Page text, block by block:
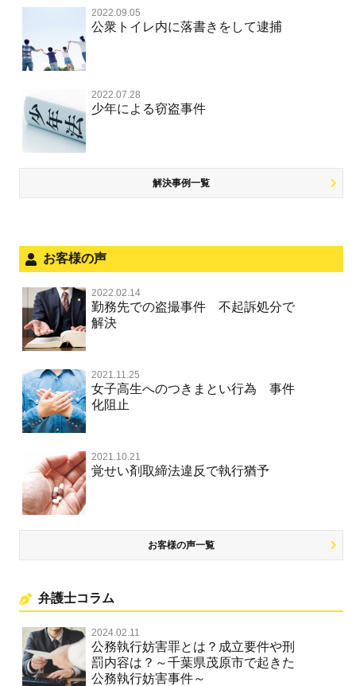
公務執行妨害
自転車事故
銃刀法違反
風営法・風適法違反
児童虐待・保護責任者遺棄
不正競争防止法
住居侵入等
名誉棄損・侮辱
事件のことを秘密にしたい
被害届・告訴・告発されたら
公務執行妨害罪
逮捕・監禁
暴行・傷害
略取・誘拐・人身売買
不同意わいせつ（旧 強制わいせつ，準強制わいせつ）
公然わいせつ罪，わいせつ物頒布等罪，淫行勧誘罪
児童ポルノ リベンジポルノ
盗撮，のぞき行為
窃盗罪
知的財産と刑事事件
恐喝
盗品売買・譲り受け等
覚せい剤
危険ドラッグ
大麻
麻薬及び向精神薬
交通違反・交通事故 TOP
交通事故 交通違反と刑事事件
自転車事故
人身事故・死亡事故
無免許運転
その他 TOP
児童虐待・保護責任者遺棄
住居侵入等
銃刀法違反
ストーカー事件
不正競争防止法
風営法・風適法違反
文書偽造・偽造文書行使
著作権法違反・商標法違反
放火・失火
名誉棄損罪・侮辱
司法取引・刑事免責
取調べの注意点
少年事件の手続と特色
少年事件の処分
被害届・告訴・告発の不安や悩み
面会・差し入れ
2022.09.05
公衆トイレ内に落書きをして逮捕
2022.07.28
少年による窃盗事件
解決事例一覧
お客様の声
2022.02.14
勤務先での盗撮事件 不起訴処分で
解決
2021.11.25
女子高生へのつきまとい行為 事件
化阻止
2021.10.21
覚せい剤取締法違反で執行猶予
お客様の声一覧
弁護士コラム
2024.02.11
公務執行妨害罪とは？成立要件や刑
罰内容は？～千葉県茂原市で起きた
公務執行妨害事件～